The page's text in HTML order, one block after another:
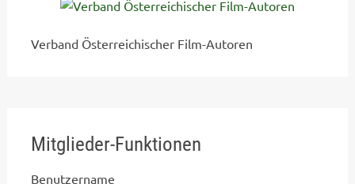
Verband Österreichischer Film-Autoren
Mitglieder-Funktionen
Benutzername